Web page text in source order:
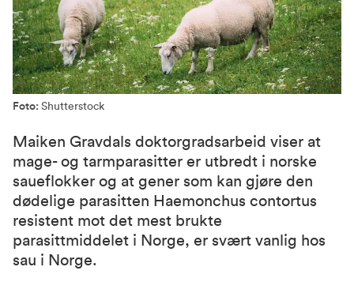
Foto: Shutterstock
Maiken Gravdals doktorgradsarbeid viser at
mage- og tarmparasitter er utbredt i norske
saueflokker og at gener som kan gjøre den
dødelige parasitten Haemonchus contortus
resistent mot det mest brukte
parasittmiddelet i Norge, er svært vanlig hos
sau i Norge.